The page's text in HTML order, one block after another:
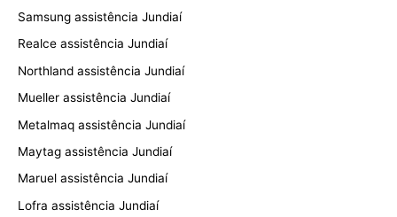
Samsung assistência Jundiaí
Realce assistência Jundiaí
Northland assistência Jundiaí
Mueller assistência Jundiaí
Metalmaq assistência Jundiaí
Maytag assistência Jundiaí
Maruel assistência Jundiaí
Lofra assistência Jundiaí